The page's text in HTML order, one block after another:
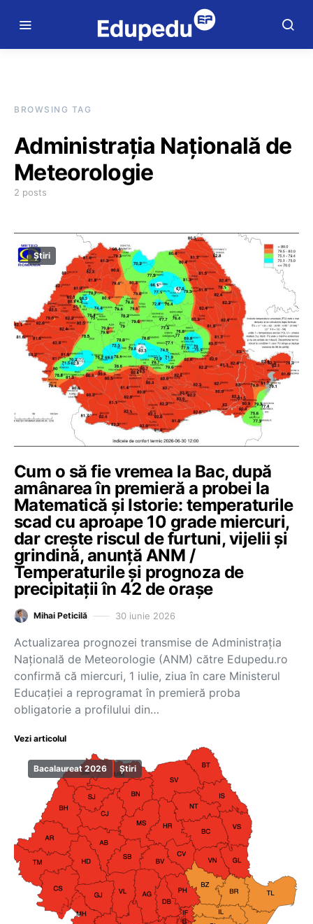
BROWSING TAG
Administrația Națională de
Meteorologie
2 posts
Știri
Cum o să fie vremea la Bac, după
amânarea în premieră a probei la
Matematică și Istorie: temperaturile
scad cu aproape 10 grade miercuri,
dar crește riscul de furtuni, vijelii și
grindină, anunță ANM /
Temperaturile și prognoza de
precipitații în 42 de orașe
Mihai Peticilă 30 iunie 2026
Actualizarea prognozei transmise de Administrația
Națională de Meteorologie (ANM) către Edupedu.ro
confirmă că miercuri, 1 iulie, ziua în care Ministerul
Educației a reprogramat în premieră proba
obligatorie a profilului din…
Vezi articolul
Bacalaureat 2026 Știri